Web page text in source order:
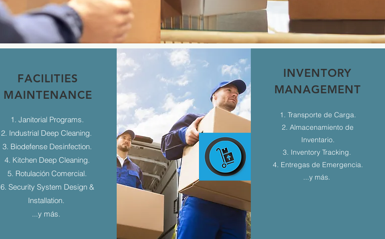
FACILITIES
MAINTENANCE
1. Janitorial Programs.
2. Industrial Deep Cleaning.
3. Biodefense Desinfection.
4. Kitchen Deep Cleaning.
5. Rotulación Comercial.
6. Security System Design &
Installation.
...y más.
INVENTORY
MANAGEMENT
1. Transporte de Carga.
2. Almacenamiento de
Inventario.
3. Inventory Tracking.
4. Entregas de Emergencia.
...y más.